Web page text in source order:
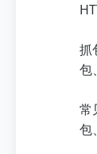
抓
包
常
包